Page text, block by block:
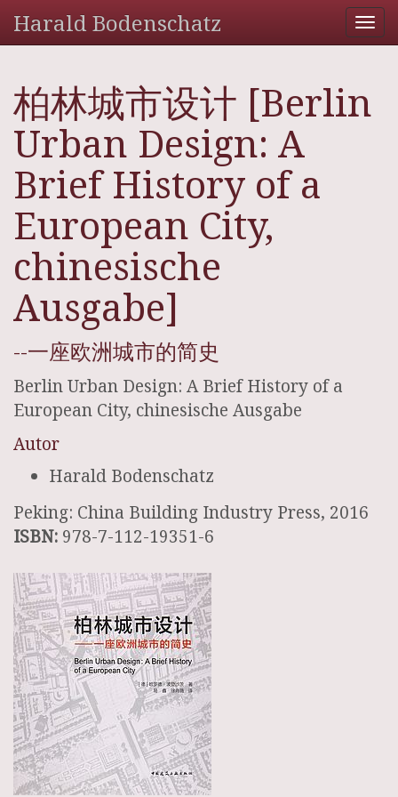
Harald Bodenschatz
柏林城市设计 [Berlin
Urban Design: A
Brief History of a
European City,
chinesische
Ausgabe]
--一座欧洲城市的简史
Berlin Urban Design: A Brief History of a
European City, chinesische Ausgabe
Autor
Harald Bodenschatz
Peking: China Building Industry Press, 2016
ISBN: 978-7-112-19351-6